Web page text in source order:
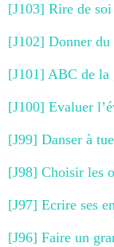
[J103] Rire de soi
[J102] Donner du
[J101] ABC de la
[J100] Evaluer
[J99] Danser à
[J98] Choisir les
[J97] Ecrire ses
[J96] Faire un